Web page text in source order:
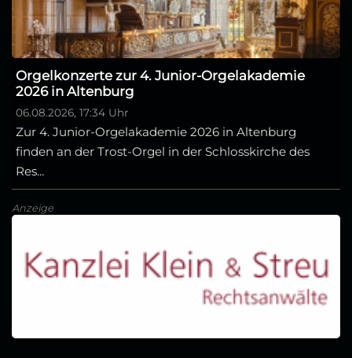
Orgelkonzerte zur 4. Junior-Orgelakademie
2026 in Altenburg
06.08.2026, 17:34 Uhr
Zur 4. Junior-Orgelakademie 2026 in Altenburg
finden an der Trost-Orgel in der Schlosskirche des
Res...
Anzeige